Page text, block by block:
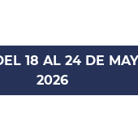
18 AL 24 DE
2026